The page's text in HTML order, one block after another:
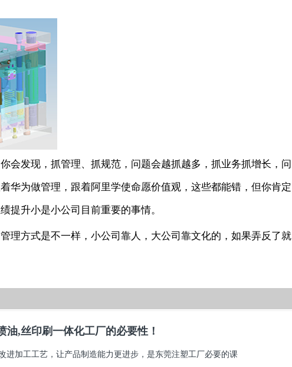
会发现，抓管理、抓规范，问题会越抓越多，抓业务抓增长，问
华为做管理，跟着阿里学使命愿价值观，这些都能错，但你肯定
提升小是小公司目前重要的事情。
理方式是不一样，小公司靠人，大公司靠文化的，如果弄反了就
,丝印刷一体化工厂的必要性！
进加工工艺，让产品制造能力更进步，是东莞注塑工厂必要的课